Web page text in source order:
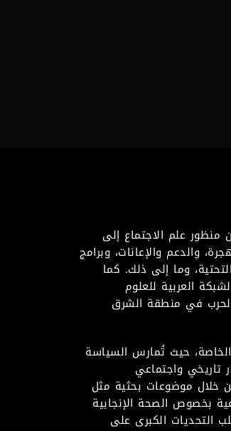
علم الاجتماع إلى
والدعم والإعانات، وبرامج
وما إلى ذلك. كما
العربية للعلوم
سيستمر في عام 2025 حول موضوع الحرب في منطقة الشرق
حيث تُمارس السياسة
واجتماعي
خلال موضوعات بحثية مثل
بخصوص الصحة الإنجابية
التحديات الكبرى على